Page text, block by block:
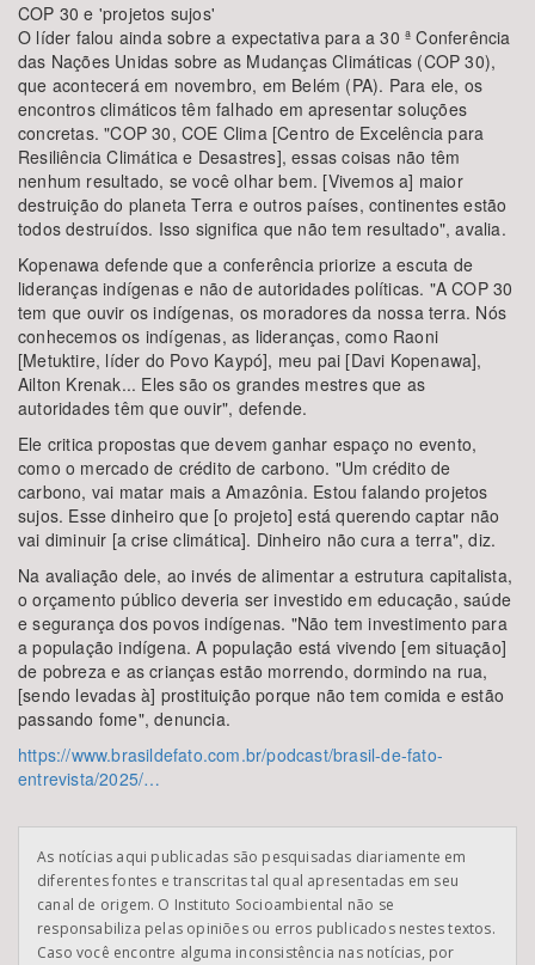
COP 30 e 'projetos sujos'
O líder falou ainda sobre a expectativa para a 30 ª Conferência
das Nações Unidas sobre as Mudanças Climáticas (COP 30),
que acontecerá em novembro, em Belém (PA). Para ele, os
encontros climáticos têm falhado em apresentar soluções
concretas. "COP 30, COE Clima [Centro de Excelência para
Resiliência Climática e Desastres], essas coisas não têm
nenhum resultado, se você olhar bem. [Vivemos a] maior
destruição do planeta Terra e outros países, continentes estão
todos destruídos. Isso significa que não tem resultado", avalia.
Kopenawa defende que a conferência priorize a escuta de
lideranças indígenas e não de autoridades políticas. "A COP 30
tem que ouvir os indígenas, os moradores da nossa terra. Nós
conhecemos os indígenas, as lideranças, como Raoni
[Metuktire, líder do Povo Kaypó], meu pai [Davi Kopenawa],
Ailton Krenak... Eles são os grandes mestres que as
autoridades têm que ouvir", defende.
Ele critica propostas que devem ganhar espaço no evento,
como o mercado de crédito de carbono. "Um crédito de
carbono, vai matar mais a Amazônia. Estou falando projetos
sujos. Esse dinheiro que [o projeto] está querendo captar não
vai diminuir [a crise climática]. Dinheiro não cura a terra", diz.
Na avaliação dele, ao invés de alimentar a estrutura capitalista,
o orçamento público deveria ser investido em educação, saúde
e segurança dos povos indígenas. "Não tem investimento para
a população indígena. A população está vivendo [em situação]
de pobreza e as crianças estão morrendo, dormindo na rua,
[sendo levadas à] prostituição porque não tem comida e estão
passando fome", denuncia.
https://www.brasildefato.com.br/podcast/brasil-de-fato-
entrevista/2025/…
As notícias aqui publicadas são pesquisadas diariamente em
diferentes fontes e transcritas tal qual apresentadas em seu
canal de origem. O Instituto Socioambiental não se
responsabiliza pelas opiniões ou erros publicados nestes textos.
Caso você encontre alguma inconsistência nas notícias, por